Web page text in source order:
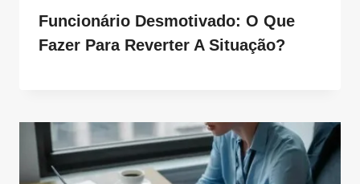
Funcionário Desmotivado: O Que
Fazer Para Reverter A Situação?